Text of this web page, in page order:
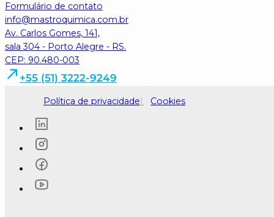
Formulário de contato
info@mastroquimica.com.br
Av. Carlos Gomes, 141,
sala 304 - Porto Alegre - RS.
CEP: 90.480-003
+55 (51) 3222-9249
Política de privacidade Cookies